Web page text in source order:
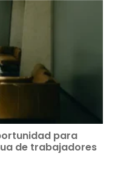
para
de trabajadores